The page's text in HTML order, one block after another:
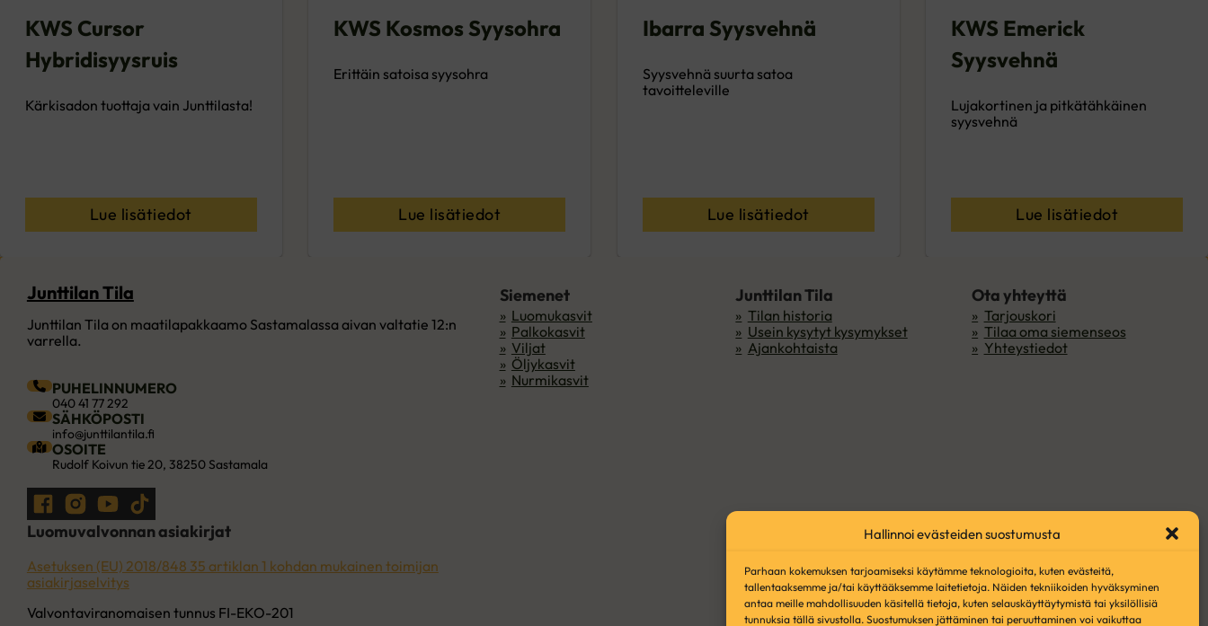
Hallinnoi evästeiden suostumusta
Parhaan kokemuksen tarjoamiseksi käytämme teknologioita, kuten evästeitä,
tallentaaksemme ja/tai käyttääksemme laitetietoja. Näiden tekniikoiden hyväksyminen
antaa meille mahdollisuuden käsitellä tietoja, kuten selauskäyttäytymistä tai yksilöllisiä
tunnuksia tällä sivustolla. Suostumuksen jättäminen tai peruuttaminen voi vaikuttaa
KWS Cursor
Hybridisyysruis
Kärkisadon tuottaja vain Junttilasta!
Lue lisätiedot
KWS Kosmos Syysohra
Erittäin satoisa syysohra
Lue lisätiedot
Ibarra Syysvehnä
Syysvehnä suurta satoa
tavoitteleville
Lue lisätiedot
KWS Emerick
Syysvehnä
Lujakortinen ja pitkätähkäinen
syysvehnä
Lue lisätiedot
Junttilan Tila
Junttilan Tila on maatilapakkaamo Sastamalassa aivan valtatie 12:n
varrella.
PUHELINNUMERO
040 41 77 292
SÄHKÖPOSTI
info@junttilantila.fi
OSOITE
Rudolf Koivun tie 20, 38250 Sastamala
Seuraa meitä Facebookissa
Seuraa meitä Instagramissa
Seuraa meitä YouTubessa
Seuraa meitä TikTokissa
Siemenet
Luomukasvit
Palkokasvit
Viljat
Öljykasvit
Nurmikasvit
Junttilan Tila
Tilan historia
Usein kysytyt kysymykset
Ajankohtaista
Ota yhteyttä
Tarjouskori
Tilaa oma siemenseos
Yhteystiedot
Luomuvalvonnan asiakirjat
Asetuksen (EU) 2018/848 35 artiklan 1 kohdan mukainen toimijan
asiakirjaselvitys
Valvontaviranomaisen tunnus FI-EKO-201